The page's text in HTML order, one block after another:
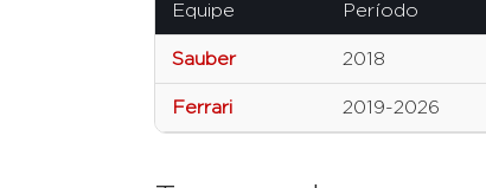
Equipe Período
Sauber 2018
Ferrari 2019-2026